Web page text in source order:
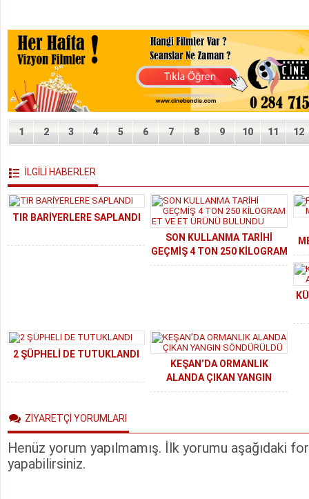
1 2 3 4 5 6 7 8 9 10 11 12
İLGİLİ HABERLER
TIR BARİYERLERE SAPLANDI
SON KULLANMA TARİHİ
GEÇMİŞ 4 TON 250 KİLOGRAM
ET VE ET ÜRÜNÜ BULUNDU
2 ŞÜPHELİ DE TUTUKLANDI
KEŞAN’DA ORMANLIK
ALANDA ÇIKAN YANGIN
SÖNDÜRÜLDÜ
ZİYARETÇİ YORUMLARI
Henüz yorum yapılmamış. İlk yorumu aşağıdaki
yapabilirsiniz.